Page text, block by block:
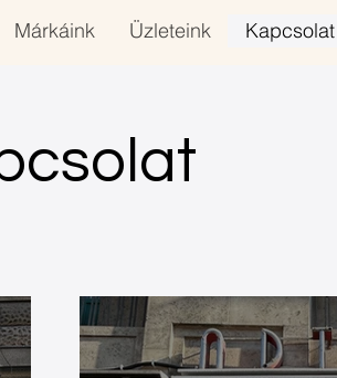
Márkáink Üzleteink Kapcsolat